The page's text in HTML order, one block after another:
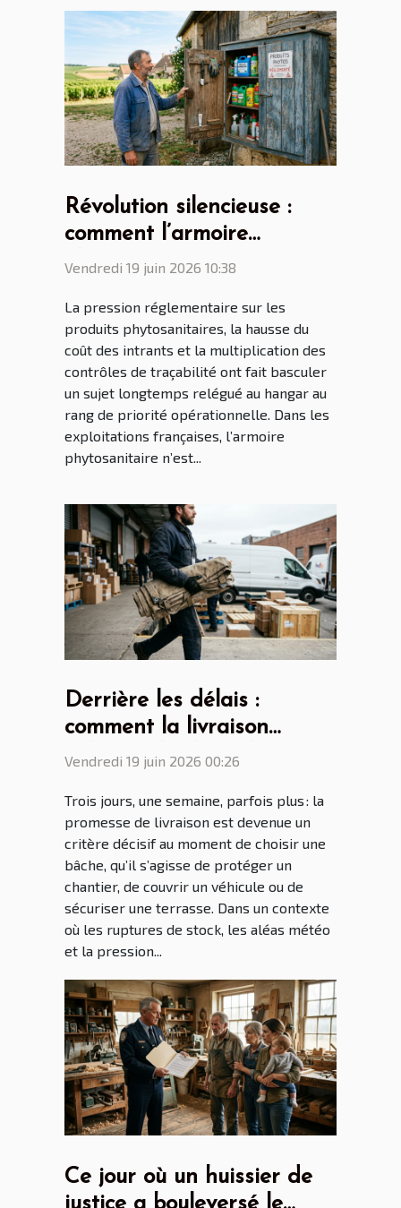
Révolution silencieuse :
comment l’armoire
phytosanitaire transforme
agriculteurs français
Vendredi 19 juin 2026 10:38
La pression réglementaire sur les
produits phytosanitaires, la hausse du
coût des intrants et la multiplication des
contrôles de traçabilité ont fait basculer
un sujet longtemps relégué au hangar au
rang de priorité opérationnelle. Dans les
exploitations françaises, l’armoire
phytosanitaire n’est...
Derrière les délais :
comment la livraison
influence le choix de votre
Vendredi 19 juin 2026 00:26
Trois jours, une semaine, parfois plus : la
promesse de livraison est devenue un
critère décisif au moment de choisir une
bâche, qu’il s’agisse de protéger un
chantier, de couvrir un véhicule ou de
sécuriser une terrasse. Dans un contexte
où les ruptures de stock, les aléas météo
et la pression...
Ce jour où un huissier de